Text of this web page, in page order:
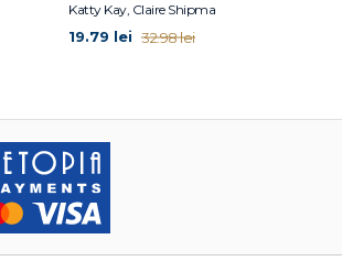
Katty Kay, Claire Shipman
19.79 lei 32.98 lei